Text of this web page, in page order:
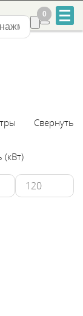
0
0
Свернуть